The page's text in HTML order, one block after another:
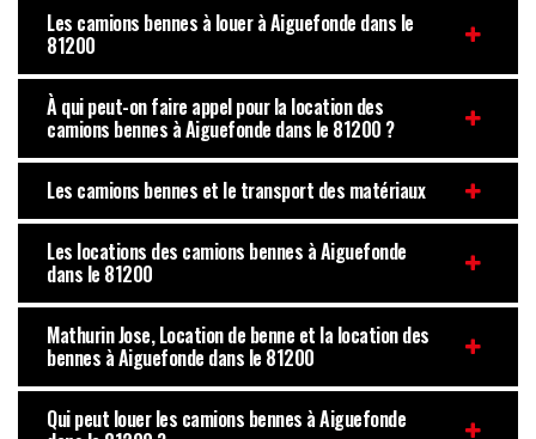
Les camions bennes à louer à Aiguefonde dans le
81200
À qui peut-on faire appel pour la location des
camions bennes à Aiguefonde dans le 81200 ?
Les camions bennes et le transport des matériaux
Les locations des camions bennes à Aiguefonde
dans le 81200
Mathurin Jose, Location de benne et la location des
bennes à Aiguefonde dans le 81200
Qui peut louer les camions bennes à Aiguefonde